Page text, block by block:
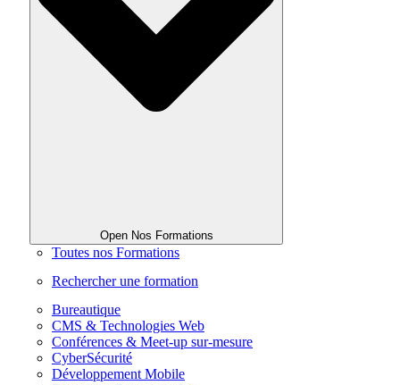
Open Nos Formations
Toutes nos Formations
Rechercher une formation
Bureautique
CMS & Technologies Web
Conférences & Meet-up sur-mesure
CyberSécurité
Développement Mobile